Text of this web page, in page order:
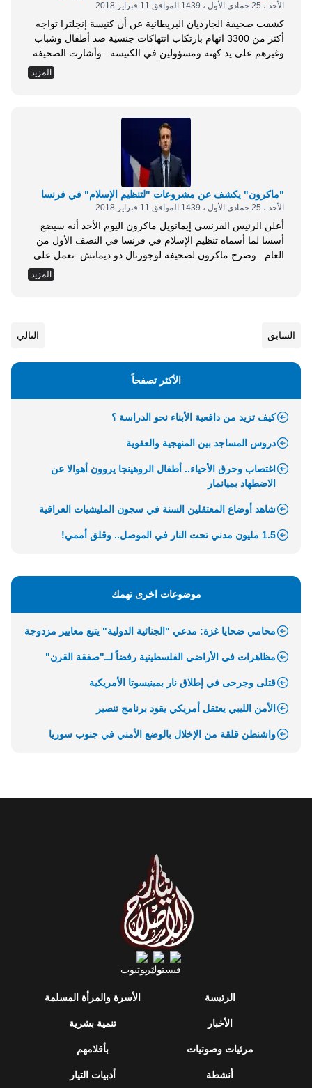
الأحد ، 25 جمادى الأول ، 1439 الموافق 11 فبراير 2018
كشفت صحيفة الجارديان البريطانية عن أن كنيسة إنجلترا تواجه
أكثر من 3300 اتهام بارتكاب انتهاكات جنسية ضد أطفال وشباب
وغيرهم على يد كهنة ومسؤولين في الكنيسة . وأشارت الصحيفة
إلى أن إنفاق الكنيسة البريطانية على القضايا المتعلقة بالانتهاكات
والاعتداءات الجنسية زاد 5 أضعاف منذ 2014م، وأحدث الأرقام
المزيد
"ماكرون" يكشف عن مشروعات "لتنظيم الإسلام" في فرنسا
الأحد ، 25 جمادى الأول ، 1439 الموافق 11 فبراير 2018
أعلن الرئيس الفرنسي إيمانويل ماكرون اليوم الأحد أنه سيضع
أسسا لما أسماه تنظيم الإسلام في فرنسا في النصف الأول من
العام . وصرح ماكرون لصحيفة لوجورنال دو ديمانش: نعمل على
أكشف عن أي اقتراح حتى يتم العمل . طريقتي من أجل المضي
المزيد
السابق التالي
الأكثر تصفحاً
كيف تزيد من دافعية الأبناء نحو الدراسة ؟
دروس المساجد بين المنهجية والعفوية
اغتصاب وحرق الأحياء.. أطفال الروهينجا يروون أهوالا عن
الاضطهاد بميانمار
شاهد أوضاع المعتقلين السنة في سجون المليشيات العراقية
1.5 مليون مدني تحت النار في الموصل.. وقلق أممي!
موضوعات اخرى تهمك
محامي ضحايا غزة: مدعي "الجنائية الدولية" يتبع معايير مزدوجة
مظاهرات في الأراضي الفلسطينية رفضاً لــ"صفقة القرن"
قتلى وجرحى في إطلاق نار بمينيسوتا الأمريكية
الأمن الليبي يعتقل أمريكي يقود برنامج تنصير
واشنطن قلقة من الإخلال بالوضع الأمني في جنوب سوريا
الرئيسة
الأخبار
مرئيات وصوتيات
أنشطة
الأسرة والمرأة المسلمة
تنمية بشرية
بأقلامهم
أدبيات التيار